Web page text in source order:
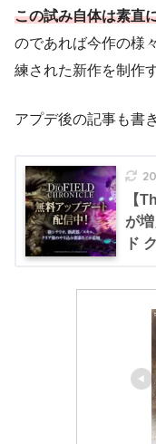
この試み自体は素直
のであれば今作の様
練された新作を制作
アプデ後の記事も書
【
が
ド